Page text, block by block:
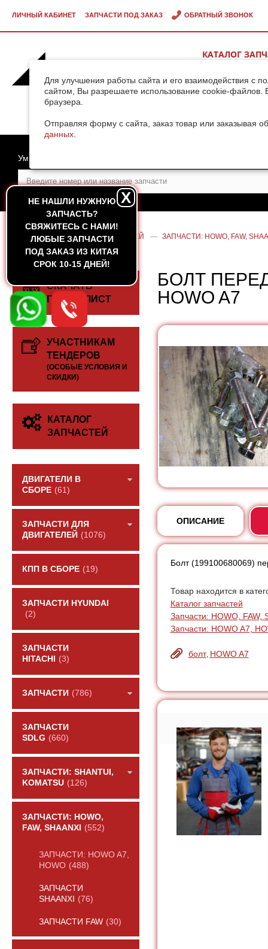
Для улучшения работы сайта и его взаимодействия с
сайтом, Вы разрешаете использование cookie-файлов.
браузера.
Отправляя форму с сайта, заказ товар или заказывая
данных
ЛИЧНЫЙ КАБИНЕТ ЗАПЧАСТИ ПОД ЗАКАЗ ОБРАТНЫЙ ЗВОНОК
КАТАЛОГ
НЕ НАШЛИ НУЖНУЮ
ЗАПЧАСТЬ?
CВЯЖИТЕСЬ С НАМИ!
ЛЮБЫЕ ЗАПЧАСТИ
ПОД ЗАКАЗ ИЗ КИТАЯ
СРОК 10-15 ДНЕЙ!
X
Умный поиск
ГЛАВНАЯ — КАТАЛОГ ЗАПЧАСТЕЙ — ЗАПЧАСТИ: HOWO, FAW,
СКАЧАТЬ
ПРАЙС-ЛИСТ
УЧАСТНИКАМ
ТЕНДЕРОВ
(ОСОБЫЕ УСЛОВИЯ И
СКИДКИ)
КАТАЛОГ
ЗАПЧАСТЕЙ
ДВИГАТЕЛИ В
СБОРЕ (61)
ЗАПЧАСТИ ДЛЯ
ДВИГАТЕЛЕЙ (1076)
КПП В СБОРЕ (19)
ЗАПЧАСТИ HYUNDAI
(2)
ЗАПЧАСТИ
HITACHI
(3)
ЗАПЧАСТИ (786)
ЗАПЧАСТИ
SDLG (660)
ЗАПЧАСТИ: SHANTUI,
KOMATSU (126)
ЗАПЧАСТИ: HOWO,
FAW, SHAANXI
(552)
ЗАПЧАСТИ: HOWO A7,
HOWO (488)
ЗАПЧАСТИ
SHAANXI
(76)
ЗАПЧАСТИ FAW (30)
БОЛТ
HOWO A7
ОПИСАНИЕ
Болт (199100680069)
Товар находится в
Каталог запчастей
Запчасти: HOWO, FAW,
Запчасти: HOWO A7,
болт, HOWO A7